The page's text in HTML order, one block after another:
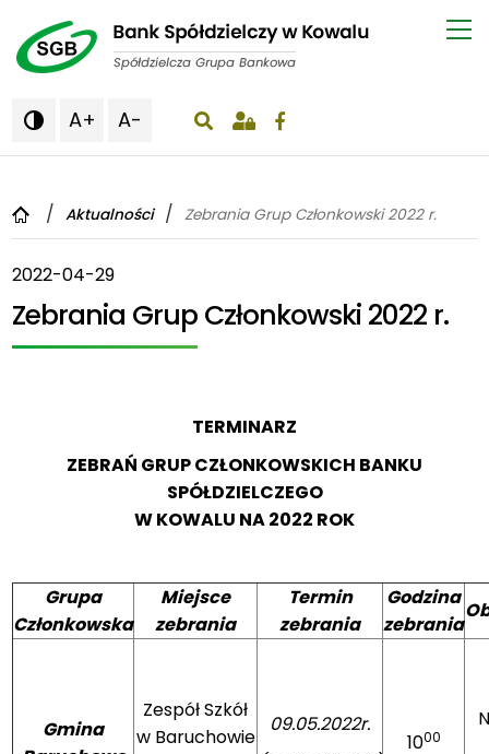
 A+ A-
Aktualności Zebrania Grup Członkowski 2022 r.
2022-04-29
Zebrania Grup Członkowski 2022 r.
TERMINARZ
ZEBRAŃ GRUP CZŁONKOWSKICH BANKU
SPÓŁDZIELCZEGO
W KOWALU NA 2022 ROK
Grupa
Członkowska
Miejsce
zebrania
Termin
zebrania
Godzina
zebrania
Gmina
Zespół Szkół
w Baruchowie
09.05.2022r.
1000